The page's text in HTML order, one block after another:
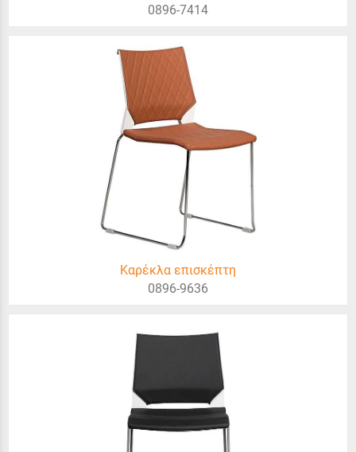
0896-7414
Καρέκλα επισκέπτη
0896-9636